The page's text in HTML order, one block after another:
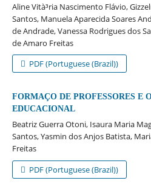
Aline Vità³ria Nascimento Flávio,
Santos, Manuela Aparecida Soares
de Andrade, Vanessa Rodrigues dos
de Amaro Freitas
PDF (Portuguese (Brazil))
FORMAÇO DE PROFESSORES E
EDUCACIONAL
Beatriz Guerra Otoni, Isaura Maria
Santos, Yasmin dos Anjos Batista,
Freitas
PDF (Portuguese (Brazil))